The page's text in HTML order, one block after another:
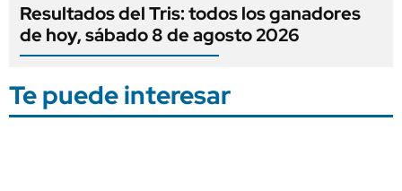
Resultados del Tris: todos los ganadores
de hoy, sábado 8 de agosto 2026
Te puede interesar